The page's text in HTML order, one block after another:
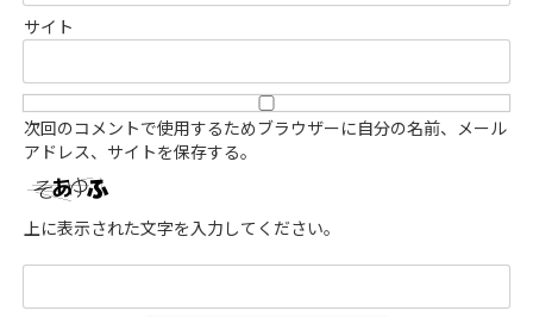
サイト
次回のコメントで使用するためブラウザーに自分の名前、メール
アドレス、サイトを保存する。
上に表示された文字を入力してください。